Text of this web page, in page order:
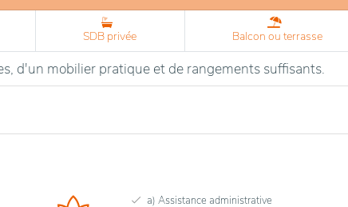
SDB privée Balcon ou terrasse
d'un mobilier pratique et de rangements suffisants.
a) Assistance administrative